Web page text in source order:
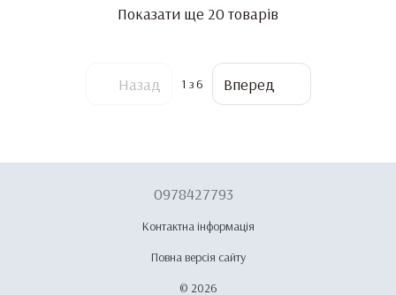
Показати ще 20 товарів
Назад 1 з 6 Вперед
0978427793
Контактна інформація
Повна версія сайту
© 2026